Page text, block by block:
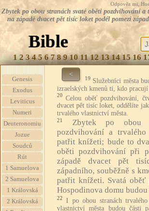
Odpověz mi,
Zbytek po obou stranách svaté oběti pozdvihování
na západě dvacet pět tisíc loket podél pomezí
Bible
1 2 3 4 5 6 7 8 9 10 11 12 13 14 15 16
Genesis
Exodus
Leviticus
Numeri
Deuteronomiu
Jozue
Soudců
Rút
1 Samuelova
2 Samuelova
1 Královská
2 Královská
<
19 Služebníci města
izraelských kmenů ti, kdo pracují
20
Celou oběť pozdvihování,
dvacet pět tisíc loket, oddělíte
trvalého vlastnictví města.
21
Zbytek po obou
pozdvihování a
patřit knížeti; bude to
oběti pozdvihování při
západě dvacet pět
západního, souběžně s
patřit knížeti. Svatá oběť
Hospodinova domu
22
I po obou stranách
vlastnictví města budou části